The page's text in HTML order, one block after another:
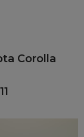
Corolla